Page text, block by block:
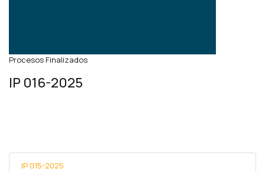
Procesos Finalizados
IP 016-2025
IP 015-2025